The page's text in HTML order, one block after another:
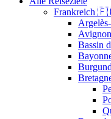
Frankreich
Bassin